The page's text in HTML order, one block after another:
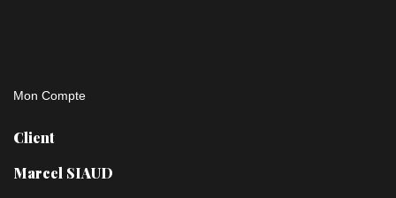
Mon Compte
Client
Marcel SIAUD